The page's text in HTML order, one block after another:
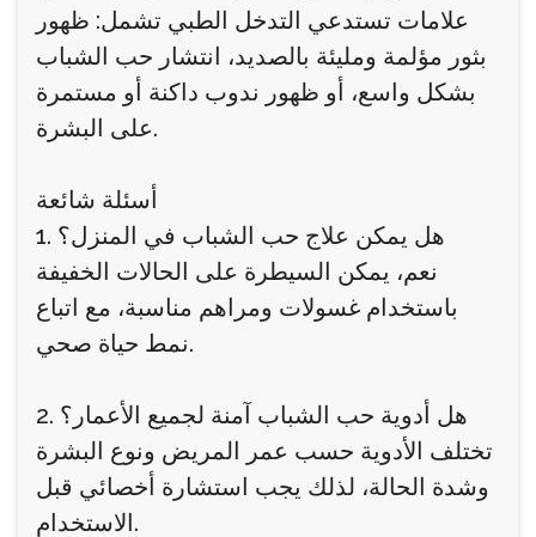
علامات تستدعي التدخل الطبي تشمل: ظهور
بثور مؤلمة ومليئة بالصديد، انتشار حب الشباب
بشكل واسع، أو ظهور ندوب داكنة أو مستمرة
على البشرة.
أسئلة شائعة
1. هل يمكن علاج حب الشباب في المنزل؟
نعم، يمكن السيطرة على الحالات الخفيفة
باستخدام غسولات ومراهم مناسبة، مع اتباع
نمط حياة صحي.
2. هل أدوية حب الشباب آمنة لجميع الأعمار؟
تختلف الأدوية حسب عمر المريض ونوع البشرة
وشدة الحالة، لذلك يجب استشارة أخصائي قبل
الاستخدام.